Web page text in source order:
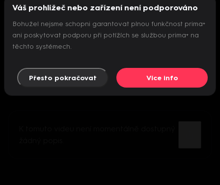
Nepodařilo se inicializovat přehrávač
Váš prohlížeč nebo zařízení není podporováno
Bohužel nejsme schopni garantovat plnou funkčnost prima+
ani poskytovat podporu při potížích se službou prima+ na
těchto systémech.
Přesto pokračovat Více info